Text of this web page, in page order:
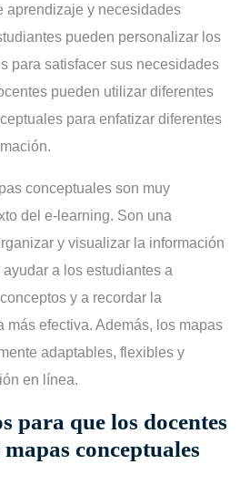
aprendizaje y necesidades
pueden personalizar los
para satisfacer sus necesidades
pueden utilizar diferentes
para enfatizar diferentes
conceptuales son muy
del e-learning. Son una
y visualizar la información
a los estudiantes a
y a recordar la
más efectiva. Además, los mapas
adaptables, flexibles y
en línea.
para que los docentes
conceptuales